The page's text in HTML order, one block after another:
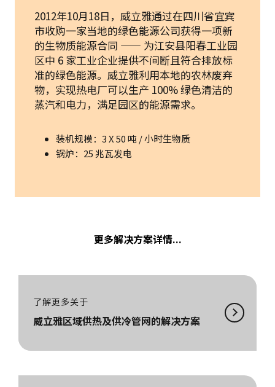
2012年10月18日，威立雅通过在四川省宜宾
市收购一家当地的绿色能源公司获得一项新
的生物质能源合同 —— 为江安县阳春工业园
区中 6 家工业企业提供不间断且符合排放标
准的绿色能源。威立雅利用本地的农林废弃
物，实现热电厂可以生产 100% 绿色清洁的
蒸汽和电力，满足园区的能源需求。
装机规模：3 X 50 吨 / 小时生物质
锅炉：25 兆瓦发电
更多解决方案详情...
了解更多关于
威立雅区域供热及供冷管网的解决方案